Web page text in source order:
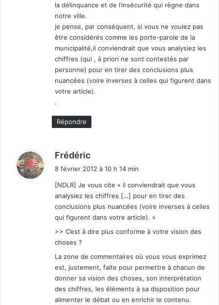
la délinquance et de l’insécurité qui règne dans
notre ville.
je pense, par conséquent, si vous ne voulez pas
être considérés comme les porte-parole de la
municipalité,il conviendrait que vous analysiez les
chiffres (qui , à priori ne sont contestés par
personne) pour en tirer des conclusions plus
nuancées (voire inverses à celles qui figurent dans
votre article).
.
Répondre
Frédéric
:
8 février 2012 à 10 h 14 min
[NDLR] Je vous cite « il conviendrait que vous
analysiez les chiffres […] pour en tirer des
conclusions plus nuancées (voire inverses à celles
qui figurent dans votre article). »
>> C’est à dire plus conforme à votre vision des
choses ?
La zone de commentaires où vous vous exprimez
est, justement, faite pour permettre à chacun de
donner sa vision des choses, son interprétation
des chiffres, les éléments à sa disposition pour
alimenter le débat ou en enrichir le contenu.